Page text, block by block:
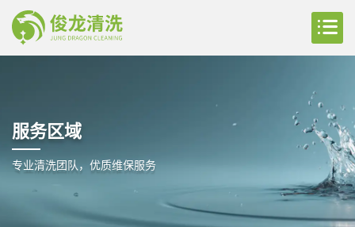
服务区域
专业清洗团队，优质维保服务